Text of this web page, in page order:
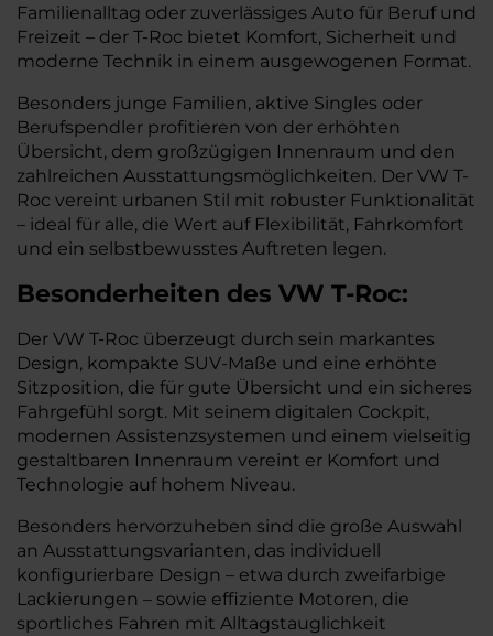
Familienalltag oder zuverlässiges Auto für Beruf und
Freizeit – der T-Roc bietet Komfort, Sicherheit und
moderne Technik in einem ausgewogenen Format.
Besonders junge Familien, aktive Singles oder
Berufspendler profitieren von der erhöhten
Übersicht, dem großzügigen Innenraum und den
zahlreichen Ausstattungsmöglichkeiten. Der VW T-
Roc vereint urbanen Stil mit robuster Funktionalität
– ideal für alle, die Wert auf Flexibilität, Fahrkomfort
und ein selbstbewusstes Auftreten legen.
Besonderheiten des VW T-Roc:
Der VW T-Roc überzeugt durch sein markantes
Design, kompakte SUV-Maße und eine erhöhte
Sitzposition, die für gute Übersicht und ein sicheres
Fahrgefühl sorgt. Mit seinem digitalen Cockpit,
modernen Assistenzsystemen und einem vielseitig
gestaltbaren Innenraum vereint er Komfort und
Technologie auf hohem Niveau.
Besonders hervorzuheben sind die große Auswahl
an Ausstattungsvarianten, das individuell
konfigurierbare Design – etwa durch zweifarbige
Lackierungen – sowie effiziente Motoren, die
sportliches Fahren mit Alltagstauglichkeit